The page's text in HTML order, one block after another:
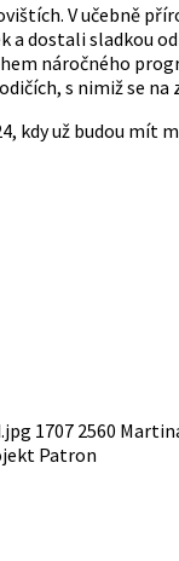
V učebně
dostali sladkou
náročného
s nimiž se
kdy už budou mít
1707 2560
Patron